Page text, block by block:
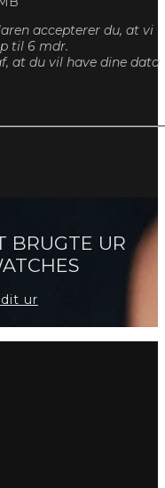
accepterer du, at vi
til 6 mdr.
at du vil have dine data
BRUGTE UR
ur